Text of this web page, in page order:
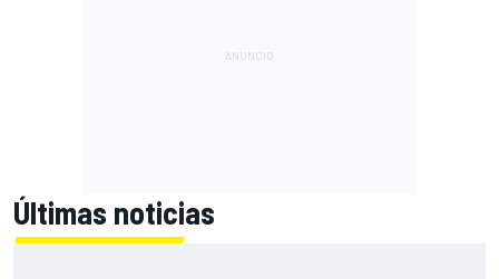
Últimas noticias